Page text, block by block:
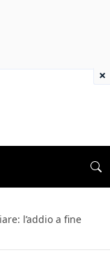
l’addio a fine
×